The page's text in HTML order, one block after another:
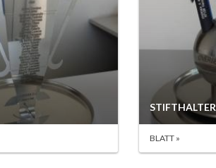
STIFTHALTER
BLATT »